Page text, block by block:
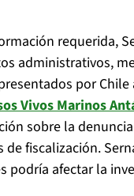
requerida,
administrativos,
por Chile
Vivos Marinos
sobre la
de fiscalización.
podría afectar la